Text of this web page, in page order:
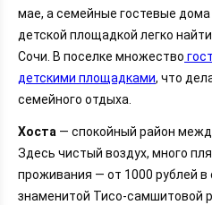
мае, а семейные гостевые
детской площадкой легко
Сочи. В поселке множество
детскими площадками, что
семейного отдыха.
Хоста — спокойный район
Здесь чистый воздух, много
проживания — от 1000 рублей в
знаменитой Тисо-самшитовой